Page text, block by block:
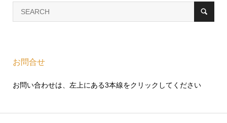
お問合せ
お問い合わせは、左上にある3本線をクリックしてください